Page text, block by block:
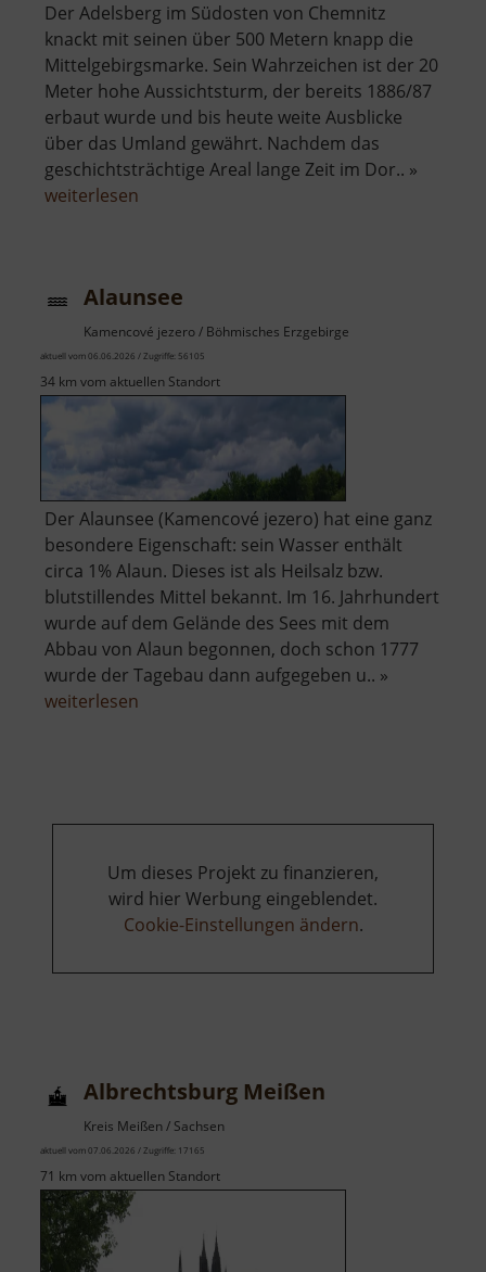
Der Adelsberg im Südosten von Chemnitz
knackt mit seinen über 500 Metern knapp die
Mittelgebirgsmarke. Sein Wahrzeichen ist der 20
Meter hohe Aussichtsturm, der bereits 1886/87
erbaut wurde und bis heute weite Ausblicke
über das Umland gewährt. Nachdem das
geschichtsträchtige Areal lange Zeit im Dor.. »
weiterlesen
Alaunsee
Kamencové jezero / Böhmisches Erzgebirge
aktuell vom 06.06.2026 / Zugriffe: 56105
34 km vom aktuellen Standort
Der Alaunsee (Kamencové jezero) hat eine ganz
besondere Eigenschaft: sein Wasser enthält
circa 1% Alaun. Dieses ist als Heilsalz bzw.
blutstillendes Mittel bekannt. Im 16. Jahrhundert
wurde auf dem Gelände des Sees mit dem
Abbau von Alaun begonnen, doch schon 1777
wurde der Tagebau dann aufgegeben u.. »
weiterlesen
Um dieses Projekt zu finanzieren,
wird hier Werbung eingeblendet.
Cookie-Einstellungen ändern.
Albrechtsburg Meißen
Kreis Meißen / Sachsen
aktuell vom 07.06.2026 / Zugriffe: 17165
71 km vom aktuellen Standort